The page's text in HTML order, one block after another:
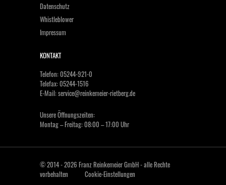
Datenschutz
Whistleblower
Impressum
KONTAKT
Telefon: 05244-921-0
Telefax: 05244-1516
E-Mail:service@reinkemeier-rietberg.de
Unsere Öffnungszeiten:
Montag – Freitag: 08:00 – 17:00 Uhr
© 2014 - 2026 Franz Reinkemeier GmbH - alle Rechte
vorbehalten Cookie-Einstellungen